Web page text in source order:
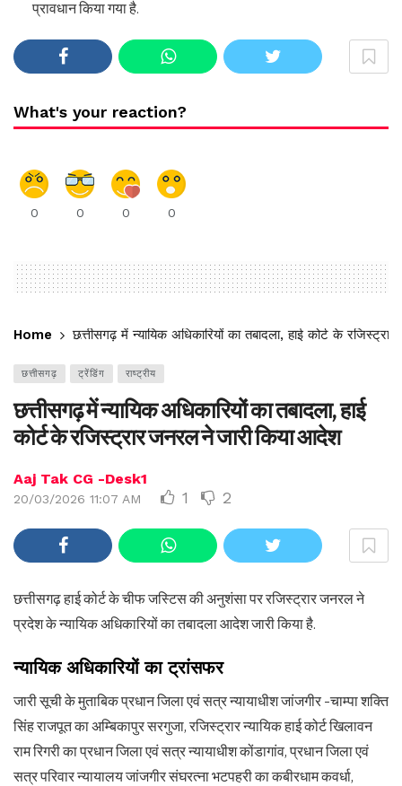
प्रावधान किया गया है.
What's your reaction?
0 0 0 0
Home छत्तीसगढ़ में न्यायिक अधिकारियों का तबादला, हाई कोर्ट के
छत्तीसगढ़ ट्रेंडिंग राष्ट्रीय
छत्तीसगढ़ में न्यायिक अधिकारियों का तबादला, हाई
कोर्ट के रजिस्ट्रार जनरल ने जारी किया आदेश
Aaj Tak CG -Desk1
20/03/2026 11:07 AM 1 2
छत्तीसगढ़ हाई कोर्ट के चीफ जस्टिस की अनुशंसा पर रजिस्ट्रार जनरल ने
प्रदेश के न्यायिक अधिकारियों का तबादला आदेश जारी किया है.
न्यायिक अधिकारियों का ट्रांसफर
जारी सूची के मुताबिक प्रधान जिला एवं सत्र न्यायाधीश जांजगीर -चाम्पा शक्ति
सिंह राजपूत का अम्बिकापुर सरगुजा, रजिस्ट्रार न्यायिक हाई कोर्ट खिलावन
राम रिगरी का प्रधान जिला एवं सत्र न्यायाधीश कोंडागांव, प्रधान जिला एवं
सत्र परिवार न्यायालय जांजगीर संघरत्ना भटपहरी का कबीरधाम कवर्धा,